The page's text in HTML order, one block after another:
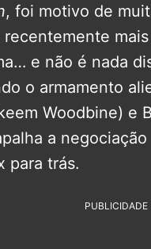
, foi motivo de
e não é nada
o armamento
Woodbine) e
a
para trás.
PUBLICIDADE